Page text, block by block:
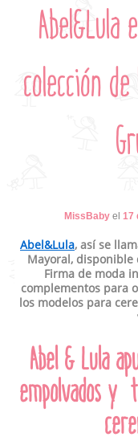
colección
MissBaby el 17
Abel&Lula, así se
Mayoral, disponible
Firma de moda
complementos para
los modelos para
Abel & Lula
empolvados y